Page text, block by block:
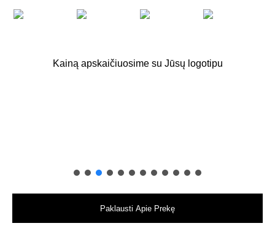
Kainą apskaičiuosime su Jūsų logotipu
Paklausti Apie Prekę